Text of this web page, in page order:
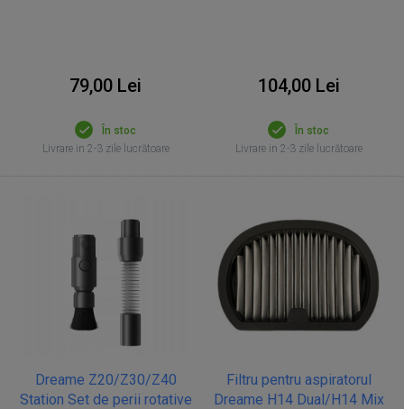
79,00 Lei
În stoc
Livrare in 2-3 zile lucrătoare
104,00 Lei
În stoc
Livrare in 2-3 zile lucrătoare
Dreame Z20/Z30/Z40
Station Set de perii rotative
Filtru pentru aspiratorul
Dreame H14 Dual/H14 Mix